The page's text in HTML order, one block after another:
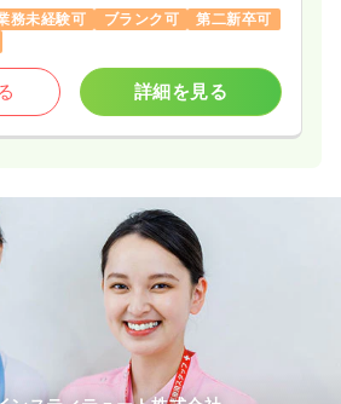
詳細を見る
務未経験可 ブランク可
第二新卒可
詳細を見る